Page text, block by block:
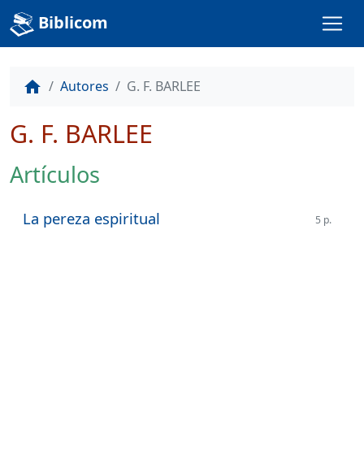
Biblicom
home Autores G. F. BARLEE
G. F. BARLEE
Artículos
La pereza espiritual 5 p.